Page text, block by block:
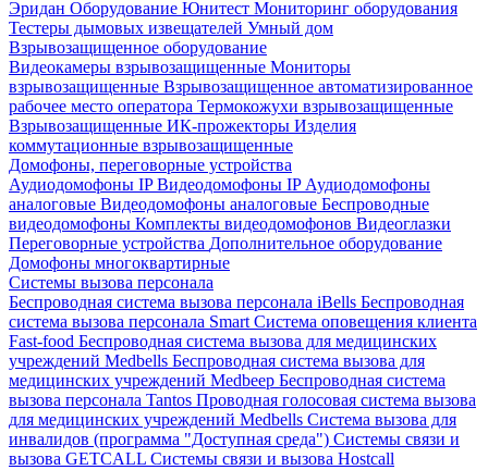
Эридан Оборудование Юнитест Мониторинг оборудования
Тестеры дымовых извещателей Умный дом
Взрывозащищенное оборудование
Видеокамеры взрывозащищенные Мониторы
взрывозащищенные Взрывозащищенное автоматизированное
рабочее место оператора Термокожухи взрывозащищенные
Взрывозащищенные ИК-прожекторы Изделия
коммутационные взрывозащищенные
Домофоны, переговорные устройства
Аудиодомофоны IPВидеодомофоны IP Аудиодомофоны
аналоговые Видеодомофоны аналоговые Беспроводные
видеодомофоны Комплекты видеодомофонов Видеоглазки
Переговорные устройства Дополнительное оборудование
Домофоны многоквартирные
Системы вызова персонала
Беспроводная система вызова персонала iBells Беспроводная
система вызова персонала Smart Система оповещения клиента
Fast-food Беспроводная система вызова для медицинских
учреждений Medbells Беспроводная система вызова для
медицинских учреждений Medbeep Беспроводная система
вызова персонала Tantos Проводная голосовая система вызова
для медицинских учреждений Medbells Система вызова для
инвалидов (программа "Доступная среда") Системы связи и
вызова GETCALL Системы связи и вызова Hostcall